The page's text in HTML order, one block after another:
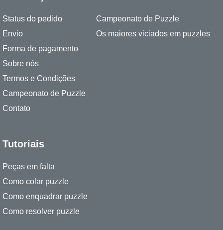
Status do pedido
Envio
Forma de pagamento
Sobre nós
Termos e Condições
Campeonato de Puzzle
Contato
Campeonato de Puzzle
Os maiores viciados em puzzles
Tutoriais
Peças em falta
Como colar puzzle
Como enquadrar puzzle
Como resolver puzzle